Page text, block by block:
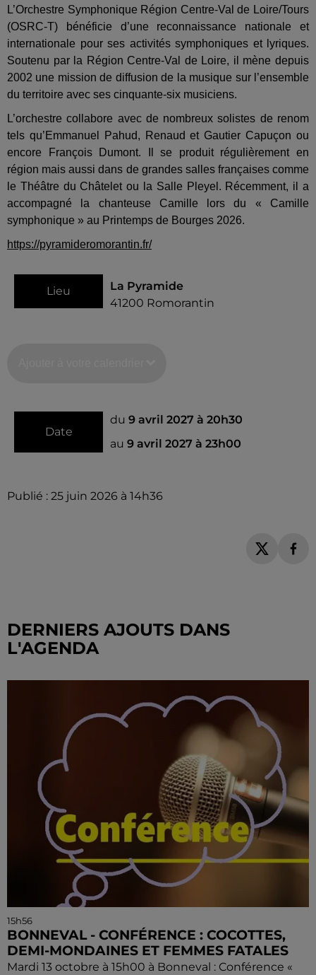
L’Orchestre Symphonique Région Centre-Val de Loire/Tours
(OSRC-T) bénéficie d’une reconnaissance nationale et
internationale pour ses activités symphoniques et lyriques.
Soutenu par la Région Centre-Val de Loire, il mène depuis
2002 une mission de diffusion de la musique sur l’ensemble
du territoire avec ses cinquante-six musiciens.
L’orchestre collabore avec de nombreux solistes de renom
tels qu’Emmanuel Pahud, Renaud et Gautier Capuçon ou
encore François Dumont. Il se produit régulièrement en
région mais aussi dans de grandes salles françaises comme
le Théâtre du Châtelet ou la Salle Pleyel. Récemment, il a
accompagné la chanteuse Camille lors du « Camille
symphonique » au Printemps de Bourges 2026.
https://pyramideromorantin.fr/
Lieu
La Pyramide
41200 Romorantin
Date
du 9 avril 2027 à 20h30
au 9 avril 2027 à 23h00
Publié : 25 juin 2026 à 14h36
DERNIERS AJOUTS DANS
L'AGENDA
15h56
BONNEVAL - CONFÉRENCE : COCOTTES,
DEMI-MONDAINES ET FEMMES FATALES
Mardi 13 octobre à 15h00 à Bonneval : Conférence «